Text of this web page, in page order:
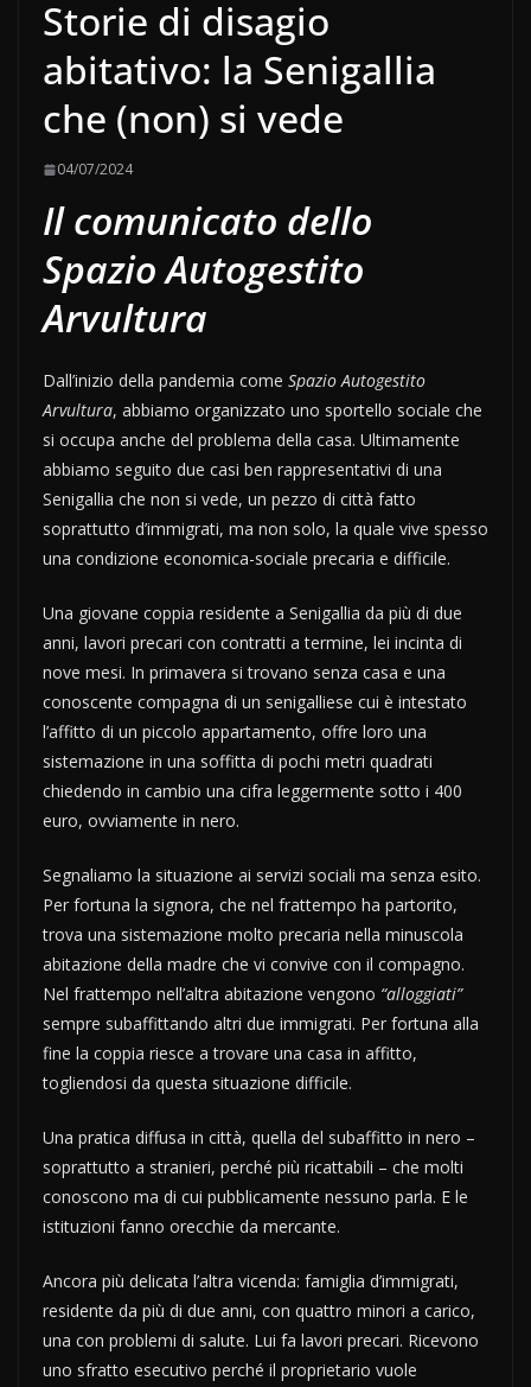
Storie di disagio
abitativo: la Senigallia
che (non) si vede
04/07/2024
Il comunicato dello
Spazio Autogestito
Arvultura
Dall’inizio della pandemia come Spazio Autogestito
Arvultura, abbiamo organizzato uno sportello sociale che
si occupa anche del problema della casa. Ultimamente
abbiamo seguito due casi ben rappresentativi di una
Senigallia che non si vede, un pezzo di città fatto
soprattutto d’immigrati, ma non solo, la quale vive spesso
una condizione economica-sociale precaria e difficile.
Una giovane coppia residente a Senigallia da più di due
anni, lavori precari con contratti a termine, lei incinta di
nove mesi. In primavera si trovano senza casa e una
conoscente compagna di un senigalliese cui è intestato
l’affitto di un piccolo appartamento, offre loro una
sistemazione in una soffitta di pochi metri quadrati
chiedendo in cambio una cifra leggermente sotto i 400
euro, ovviamente in nero.
Segnaliamo la situazione ai servizi sociali ma senza esito.
Per fortuna la signora, che nel frattempo ha partorito,
trova una sistemazione molto precaria nella minuscola
abitazione della madre che vi convive con il compagno.
Nel frattempo nell’altra abitazione vengono “alloggiati”
sempre subaffittando altri due immigrati. Per fortuna alla
fine la coppia riesce a trovare una casa in affitto,
togliendosi da questa situazione difficile.
Una pratica diffusa in città, quella del subaffitto in nero –
soprattutto a stranieri, perché più ricattabili – che molti
conoscono ma di cui pubblicamente nessuno parla. E le
istituzioni fanno orecchie da mercante.
Ancora più delicata l’altra vicenda: famiglia d’immigrati,
residente da più di due anni, con quattro minori a carico,
una con problemi di salute. Lui fa lavori precari. Ricevono
uno sfratto esecutivo perché il proprietario vuole